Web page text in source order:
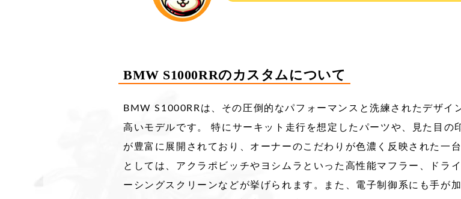
BMW S1000RRのカスタムについて
BMW S1000RRは、その圧倒的なパフォーマンスと洗練されたデザイ
高いモデルです。 特にサーキット走行を想定したパーツや、見た目の
が豊富に展開されており、オーナーのこだわりが色濃く反映された一
としては、アクラポビッチやヨシムラといった高性能マフラー、ドラ
ーシングスクリーンなどが挙げられます。また、電子制御系にも手が